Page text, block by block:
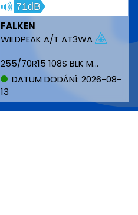
71dB
FALKEN
WILDPEAK A/T AT3WA
255/70R15 108S BLK M+S
DATUM DODÁNÍ: 2026-08-
13